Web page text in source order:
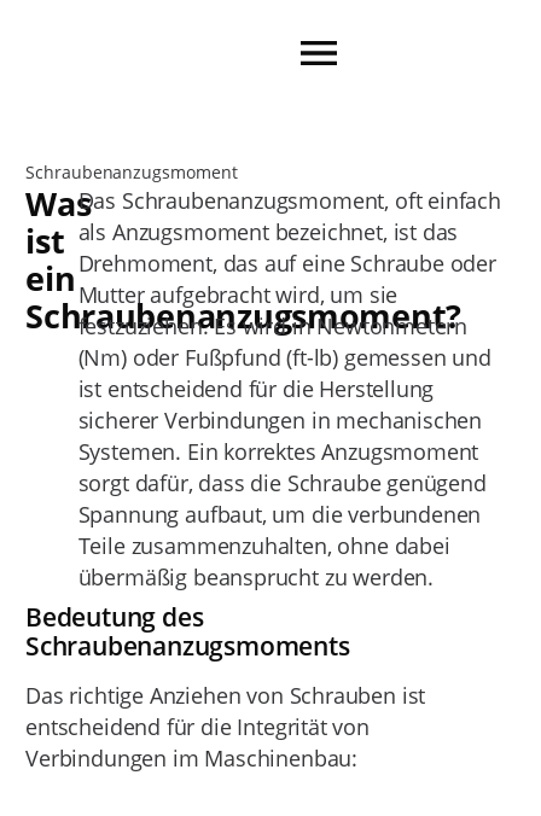
Schraubenanzugsmoment
Was
ist
ein
Schraubenanzugsmoment?
Das Schraubenanzugsmoment, oft einfach
als Anzugsmoment bezeichnet, ist das
Drehmoment, das auf eine Schraube oder
Mutter aufgebracht wird, um sie
festzuziehen. Es wird in Newtonmetern
(Nm) oder Fußpfund (ft-lb) gemessen und
ist entscheidend für die Herstellung
sicherer Verbindungen in mechanischen
Systemen. Ein korrektes Anzugsmoment
sorgt dafür, dass die Schraube genügend
Spannung aufbaut, um die verbundenen
Teile zusammenzuhalten, ohne dabei
übermäßig beansprucht zu werden.
Bedeutung des
Schraubenanzugsmoments
Das richtige Anziehen von Schrauben ist
entscheidend für die Integrität von
Verbindungen im Maschinenbau: